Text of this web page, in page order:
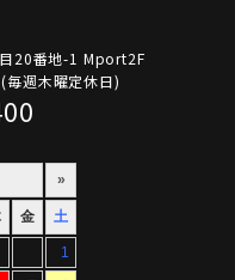
20番地-1 Mport2F
週木曜定休日)